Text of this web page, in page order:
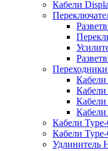
Кабели
Кабели
Кабели
Кабели
Удлинитель